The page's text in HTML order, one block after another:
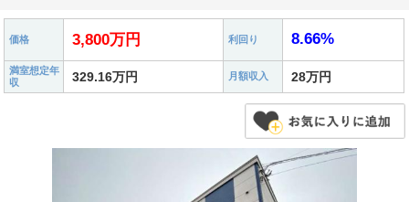
価格 3,800万円 利回り 8.66%
満室想定年
収
329.16万円 月額収入 28万円